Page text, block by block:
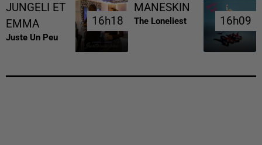
JUNGELI ET
EMMA
Juste Un Peu
16h18
16h18
MANESKIN
The Loneliest 16h09
16h09